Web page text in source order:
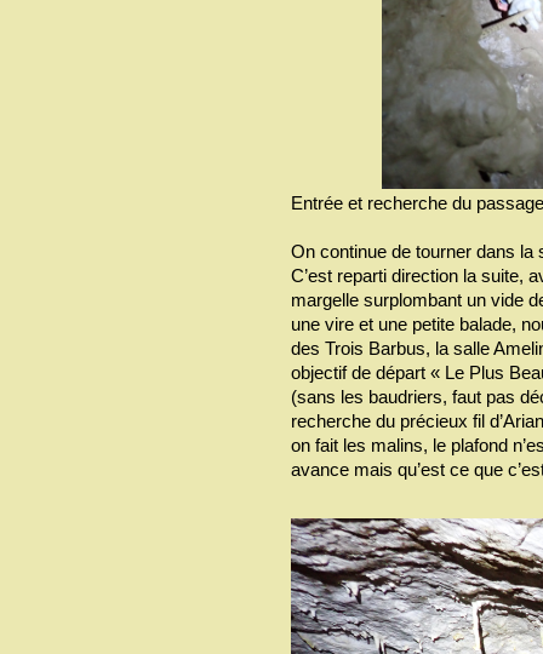
Entrée et recherche du
On continue de tourner dans la
C’est reparti direction la suite,
margelle surplombant un vide
une vire et une petite balade,
des Trois Barbus, la salle
objectif de départ « Le Plus
(sans les baudriers, faut pas
recherche du précieux fil
on fait les malins, le plafond
avance mais qu’est ce que